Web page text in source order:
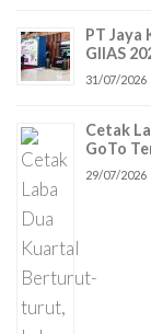
PT Jaya
GIIAS
31/07/2026
Cetak
GoTo
29/07/2026